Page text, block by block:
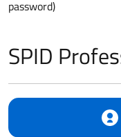
password)
SPID